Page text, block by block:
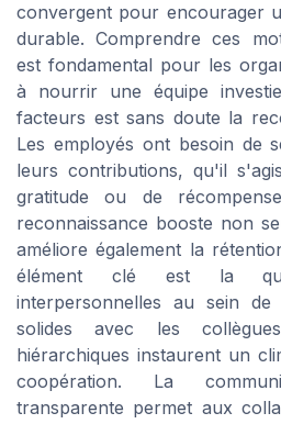
convergent pour encourager
durable. Comprendre ces
est fondamental pour les
à nourrir une équipe
facteurs est sans doute la
Les employés ont besoin de
leurs contributions, qu'il
gratitude ou de
reconnaissance booste non
améliore également la
élément clé est la
interpersonnelles au sein
solides avec les
hiérarchiques instaurent un
coopération. La
transparente permet aux